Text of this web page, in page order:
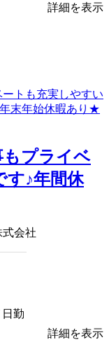
詳細を表示
もプライベ
す♪年間休
会社
勤
詳細を表示